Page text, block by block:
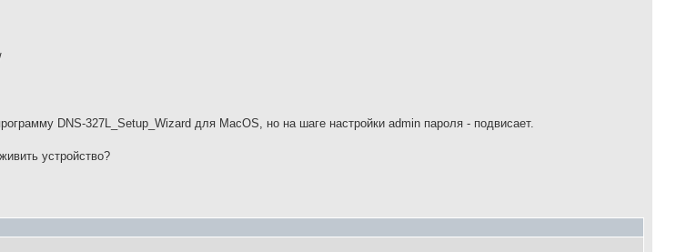
DNS-327L_Setup_Wizard для MacOS, но на шаге настройки admin пароля - подвисает.
устройство?